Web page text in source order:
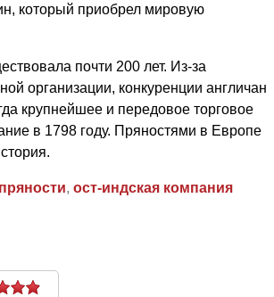
который приобрел мировую
почти 200 лет. Из-за
организации, конкуренции англичан
крупнейшее и передовое торговое
в 1798 году. Пряностями в Европе
пряности, ост-индская компания